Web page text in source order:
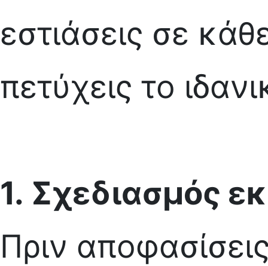
εστιάσεις σε
πετύχεις το
1. Σχεδιασμός
Πριν